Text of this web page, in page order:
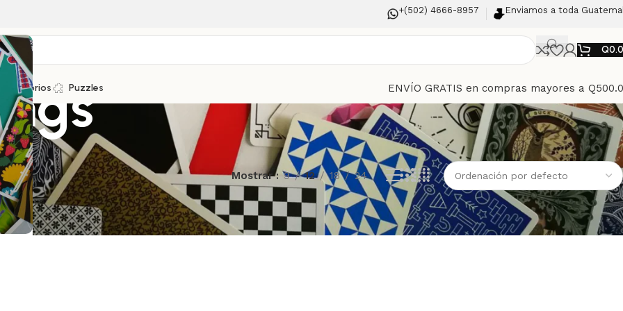
+(502) 4666-8957 Enviamos a toda
Q
Accesorios Puzzles ENVÍO GRATIS en compras mayores a
Mostrar 9 12 18 24